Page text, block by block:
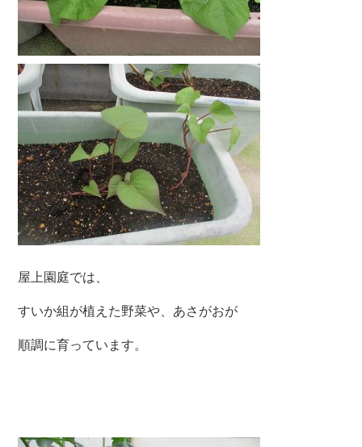
屋上園庭では、
すいか組が植えた野菜や、あさがおが
順調に育っています。